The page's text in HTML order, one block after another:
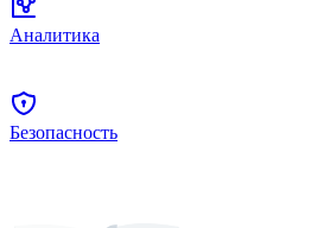
Аналитика
Безопасность